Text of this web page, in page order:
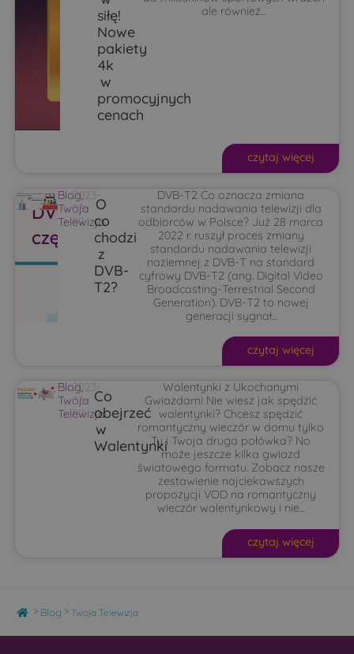
siłę!
Nowe
pakiety
4k
w
promocyjnych
cenach
ale również...
czytaj więcej
Blog,
Twoja
Telewizja
2023-
03-
09
O
co
chodzi
z
DVB-
T2?
DVB-T2 Co oznacza zmiana
standardu nadawania telewizji dla
odbiorców w Polsce? Już 28 marca
2022 r. ruszył proces zmiany
standardu nadawania telewizji
naziemnej z DVB-T na standard
cyfrowy DVB-T2 (ang. Digital Video
Broadcasting-Terrestrial Second
Generation). DVB-T2 to nowej
generacji sygnał...
czytaj więcej
Blog,
Twoja
Telewizja
2023-
03-
09
Co
obejrzeć
w
Walentynki
Walentynki z Ukochanymi
Gwiazdami Nie wiesz jak spędzić
walentynki? Chcesz spędzić
romantyczny wieczór w domu tylko
Ty i Twoja druga połówka? No
może jeszcze kilka gwiazd
światowego formatu. Zobacz nasze
zestawienie najciekawszych
propozycji VOD na romantyczny
wieczór walentynkowy i nie...
czytaj więcej
Home
> Blog > Twoja Telewizja